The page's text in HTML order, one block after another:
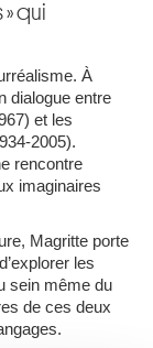
qui
À
dialogue entre
et les
2005).
rencontre
imaginaires
Magritte porte
les
sein même du
de ces deux